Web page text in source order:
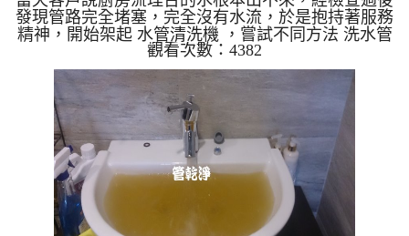
發現管路完全堵塞，完全沒有水流，於是抱持著服務
精神，開始架起 水管清洗機 ，嘗試不同方法 洗水管
，沒想到試了幾次後，發現露出契機，雖然水流很小
但管路出水了，於是開始 清洗水管 ，但過程水管還
是經常塞住， 水管清洗 約兩個小時過後，終於幫屋
主解決問題。 清洗水管 水管清洗 洗水管 熱水管堵塞
熱水忽冷忽熱 ...
觀看次數：4382